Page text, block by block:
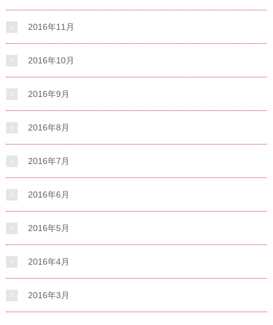
2016年11月
2016年10月
2016年9月
2016年8月
2016年7月
2016年6月
2016年5月
2016年4月
2016年3月